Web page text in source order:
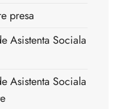
presa
Asistenta Sociala
Asistenta Sociala